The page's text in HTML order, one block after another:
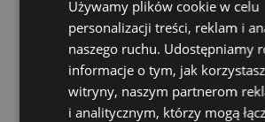
MCSA‑1 to niezawodny partner w
pierwszych dźwięków po bardziej
KOSZTY DOSTAWY
CENA NIE ZAWIERA EWENTUALNYCH KOSZTÓW
Używamy plików cookie w celu
personalizacji treści, reklam i
naszego ruchu. Udostępniamy
informacje o tym, jak
witryny, naszym partnerom
i analitycznym, którzy mogą